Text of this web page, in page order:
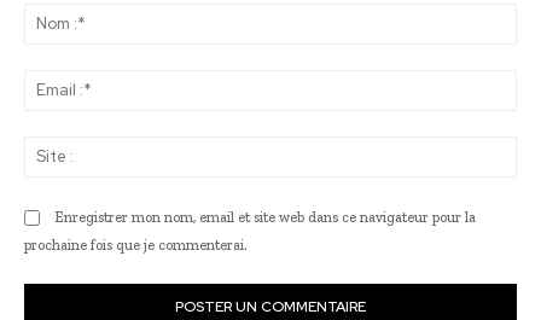
Enregistrer mon nom, email et site web dans ce navigateur pour la
prochaine fois que je commenterai.